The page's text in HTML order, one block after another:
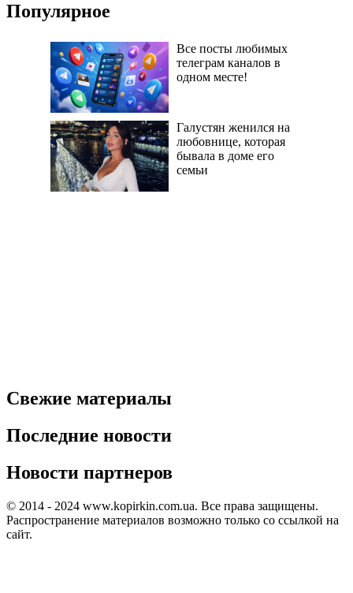
Популярное
Все посты любимых
телеграм каналов в
одном месте!
Галустян женился на
любовнице, которая
бывала в доме его
семьи
Свежие материалы
Последние новости
Новости партнеров
© 2014 - 2024 www.kopirkin.com.ua. Все права защищены.
Распространение материалов возможно только со ссылкой на
сайт.